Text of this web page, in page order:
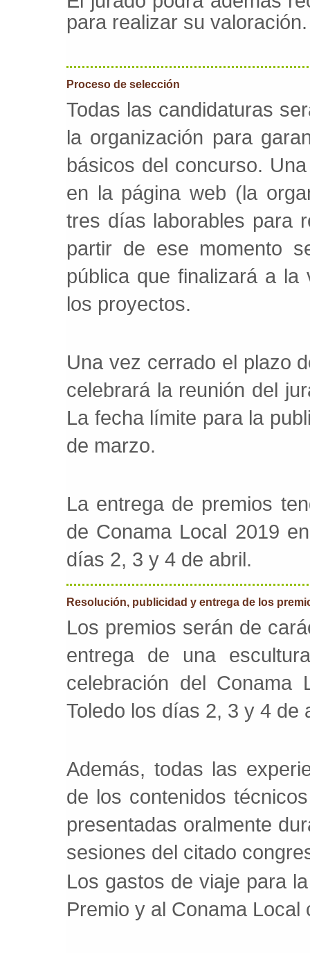
para realizar su valoración.
Proceso de selección
Todas las candidaturas
la organización para
básicos del concurso.
en la página web (la
tres días laborables para
partir de ese momento
pública que finalizará a
los proyectos.
Una vez cerrado el plazo
celebrará la reunión del
La fecha límite para la
de marzo.
La entrega de premios
de Conama Local 2019
días 2, 3 y 4 de abril.
Resolución, publicidad y entrega de los
Los premios serán de
entrega de una
celebración del Conama
Toledo los días 2, 3 y 4 de
Además, todas las
de los contenidos
presentadas oralmente
sesiones del citado
Los gastos de viaje para
Premio y al Conama